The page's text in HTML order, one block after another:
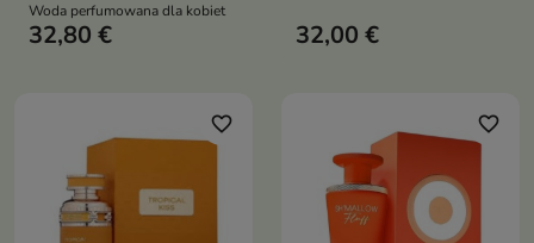
Woda perfumowana dla kobiet
32,80 € 32,00 €
favorite_border favorite_border